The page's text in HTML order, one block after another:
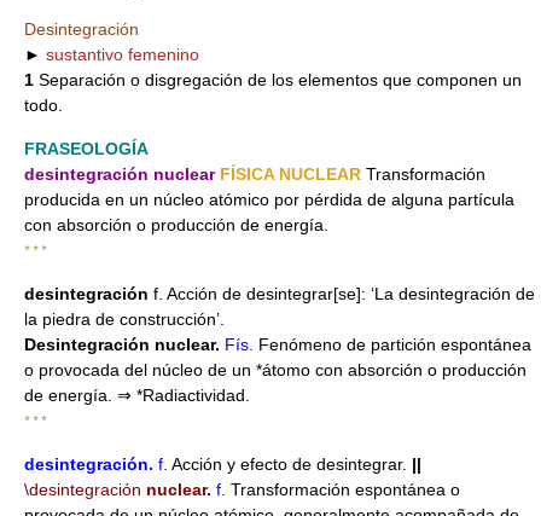
Desintegración
► sustantivo femenino
1 Separación o disgregación de los elementos que componen un
todo.
FRASEOLOGÍA
desintegración nuclear FÍSICA NUCLEAR Transformación
producida en un núcleo atómico por pérdida de alguna partícula
con absorción o producción de energía.
* * *
desintegración f. Acción de desintegrar[se]: ‘La desintegración de
la piedra de construcción’.
Desintegración nuclear. Fís. Fenómeno de partición espontánea
o provocada del núcleo de un *átomo con absorción o producción
de energía. ⇒ *Radiactividad.
* * *
desintegración. f. Acción y efecto de desintegrar. ||
\desintegración nuclear. f. Transformación espontánea o